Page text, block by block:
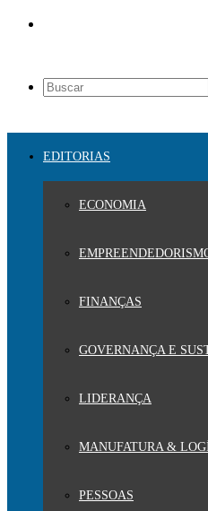
EDITORIAS
ECONOMIA
FINANÇAS
GOVERNANÇA E
LIDERANÇA
MANUFATURA &
PESSOAS